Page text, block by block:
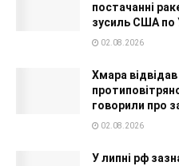
постачанні
зусиль США по
02.08.2026
Хмара відвідав
говорили про
02.08.2026
У липні рф